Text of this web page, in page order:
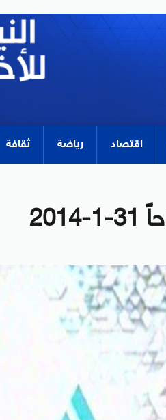
اقتصاد رياضة ثقافة